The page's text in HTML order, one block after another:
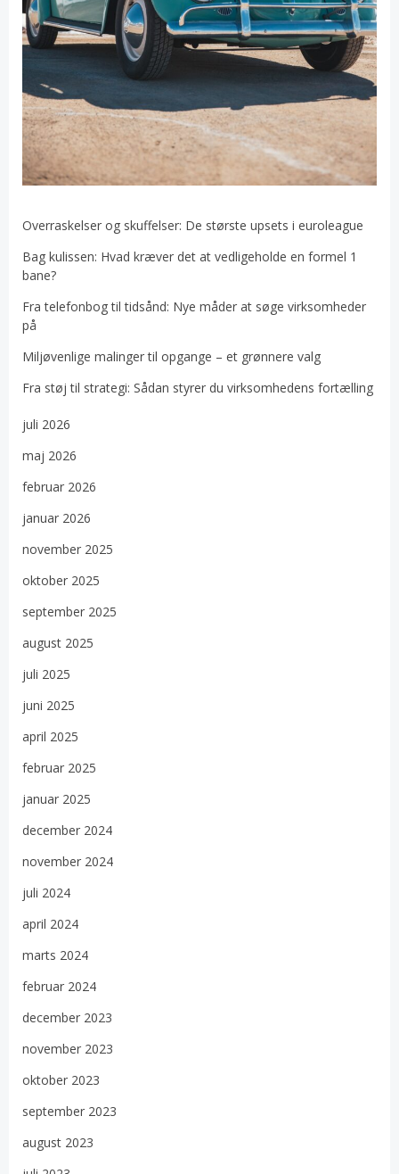
Overraskelser og skuffelser: De største upsets i euroleague
Bag kulissen: Hvad kræver det at vedligeholde en formel 1
bane?
Fra telefonbog til tidsånd: Nye måder at søge virksomheder
på
Miljøvenlige malinger til opgange – et grønnere valg
Fra støj til strategi: Sådan styrer du virksomhedens fortælling
juli 2026
maj 2026
februar 2026
januar 2026
november 2025
oktober 2025
september 2025
august 2025
juli 2025
juni 2025
april 2025
februar 2025
januar 2025
december 2024
november 2024
juli 2024
april 2024
marts 2024
februar 2024
december 2023
november 2023
oktober 2023
september 2023
august 2023